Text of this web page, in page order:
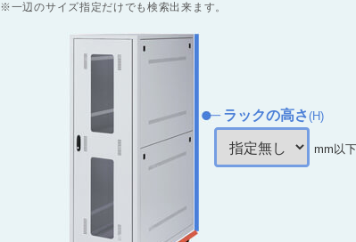
※一辺のサイズ指定だけでも検索出来ます。
ラックの高さ(H)
mm以下